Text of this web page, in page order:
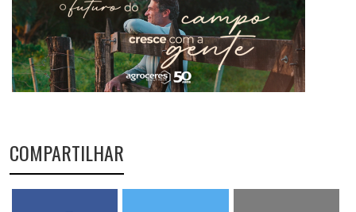
COMPARTILHAR